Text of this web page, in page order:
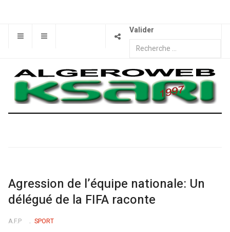
Valider
Agression de l’équipe nationale: Un
délégué de la FIFA raconte
A.F.P SPORT